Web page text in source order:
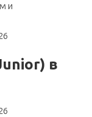
и
в